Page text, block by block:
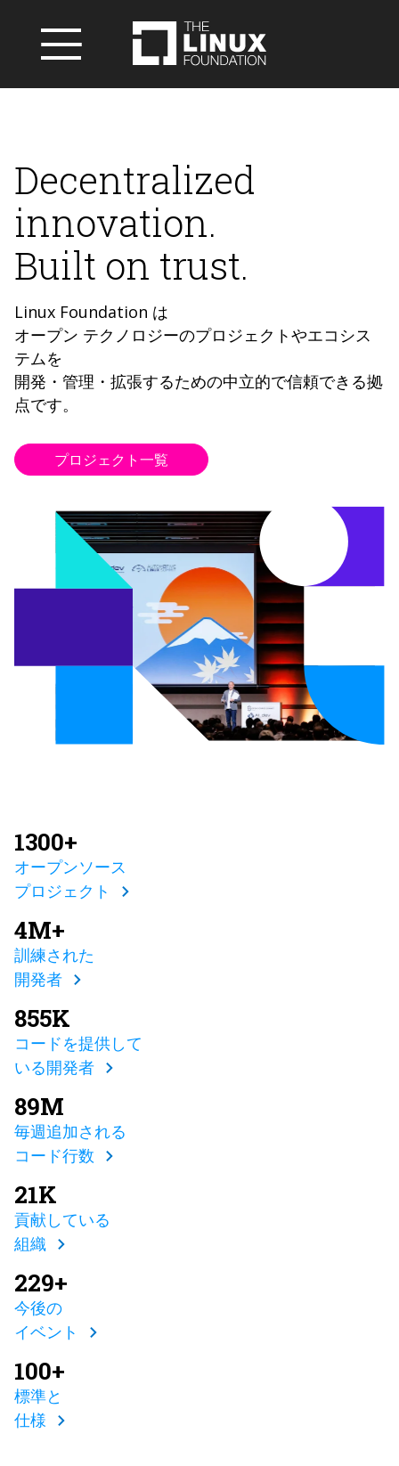
Decentralized
innovation.
Built on trust.
Linux Foundation は
オープン テクノロジーのプロジェクトやエコシス
テムを
開発・管理・拡張するための中立的で信頼できる拠
点です。
プロジェクト一覧
1300+
オープンソース
プロジェクト
4M+
訓練された
開発者
855K
コードを提供して
いる開発者
89M
毎週追加される
コード行数
21K
貢献している
組織
229+
今後の
イベント
100+
標準と
仕様